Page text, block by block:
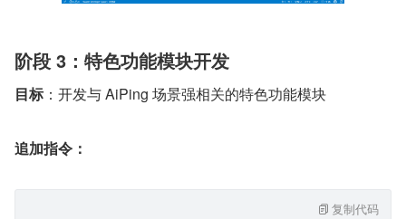
阶段 3：特色功能模块开发
目标：开发与 AiPing 场景强相关的特色功能模块
追加指令：
复制代码